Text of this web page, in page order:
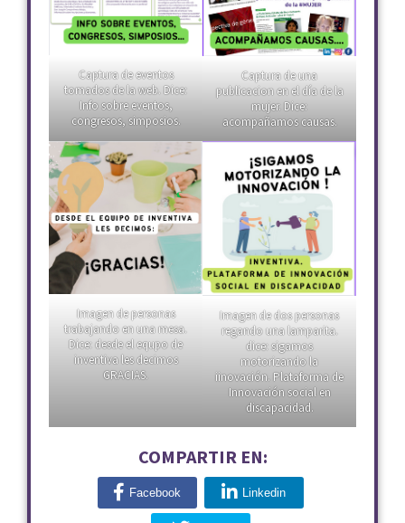
Captura de eventos
tomados de la web. Dice:
Info sobre eventos,
congresos, simposios.
Captura de una
publicacion en el día de la
mujer. Dice:
acompañamos causas.
Imagen de personas
trabajando en una mesa.
Dice: desde el equpo de
inventiva les decimos
GRACIAS.
Imagen de dos personas
regando una lamparita.
dice: sigamos
motorizando la
iinovación. Plataforma de
Innovación social en
discapacidad.
COMPARTIR EN:
Facebook Linkedin